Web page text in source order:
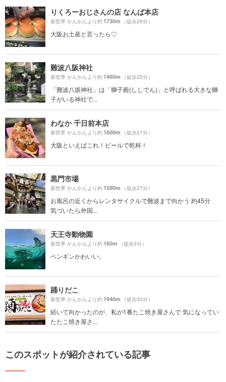
りくろーおじさんの店 なんば本店
新世界 かんかんより約1730m （徒歩29分）
大阪お土産と言ったら♡
難波八阪神社
新世界 かんかんより約1460m （徒歩25分）
「難波八坂神社」は「獅子殿(ししでん)」と呼ばれる大きな獅
子がいる神社で...
わなか 千日前本店
新世界 かんかんより約1600m （徒歩27分）
大阪といえばこれ！ビールで乾杯！
黒門市場
新世界 かんかんより約1590m （徒歩27分）
お風呂の近くからレンタサイクルで難波まで向かう 約45分
気づいたら外国...
天王寺動物園
新世界 かんかんより約160m （徒歩3分）
ペンギンかわいい。
踊りだこ
新世界 かんかんより約1940m （徒歩33分）
続いて向かったのが、私が1番たこ焼き屋さんで 気になってい
たたこ焼き屋さ...
このスポットが紹介されている記事